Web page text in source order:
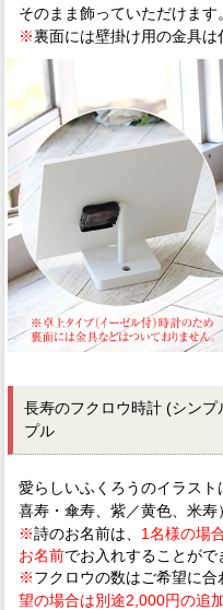
そのまま飾っていただけます。
※裏面には壁掛け用の金具は
長寿のフクロウ時計 (シン
プル
愛らしいふくろうのイラスト
喜寿・傘寿、紫／黄色、米寿
※詩のお名前は、 1名様の場
お名前でお入れすることがで
※フクロウの数はご希望に合
望の場合は別途2,000円の追